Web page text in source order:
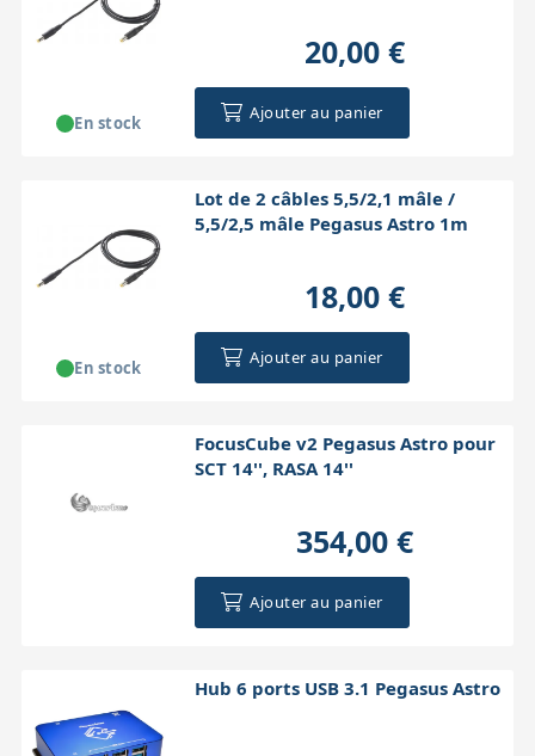
20,00 €
Ajouter au panier
En stock
Lot de 2 câbles 5,5/2,1 mâle /
5,5/2,5 mâle Pegasus Astro 1m
18,00 €
Ajouter au panier
En stock
FocusCube v2 Pegasus Astro pour
SCT 14'', RASA 14''
354,00 €
Ajouter au panier
Hub 6 ports USB 3.1 Pegasus Astro